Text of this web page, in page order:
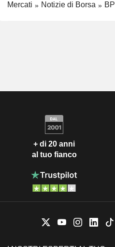
Mercati Notizie di Borsa
+ di 20 anni
al tuo fianco